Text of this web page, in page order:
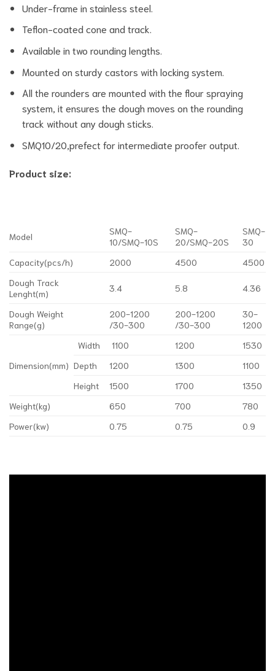
Under-frame in stainless steel.
Teflon-coated cone and track.
Available in two rounding lengths.
Mounted on sturdy castors with locking system.
All the rounders are mounted with the flour spraying
system, it ensures the dough moves on the rounding
track without any dough sticks.
SMQ10/20,prefect for intermediate proofer output.
Product size:
Model
SMQ-
10/SMQ-10S
SMQ-
20/SMQ-20S
SMQ-
30
Capacity(pcs/h)
2000 4500
4500
Dough Track
Lenght(m)
3.4 5.8 4.36
Dough Weight
Range(g)
200-1200
/30-300
200-1200
/30-300
30-
1200
Dimension(mm)
Width 1100 1200
1530
Depth
1200 1300
1100
Height
1500 1700
1350
Weight(kg)
650 700
780
Power(kw)
0.75 0.75 0.9